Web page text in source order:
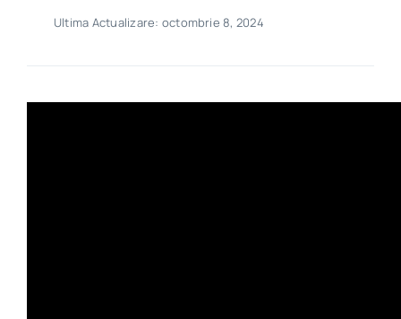
Ultima Actualizare: octombrie 8, 2024